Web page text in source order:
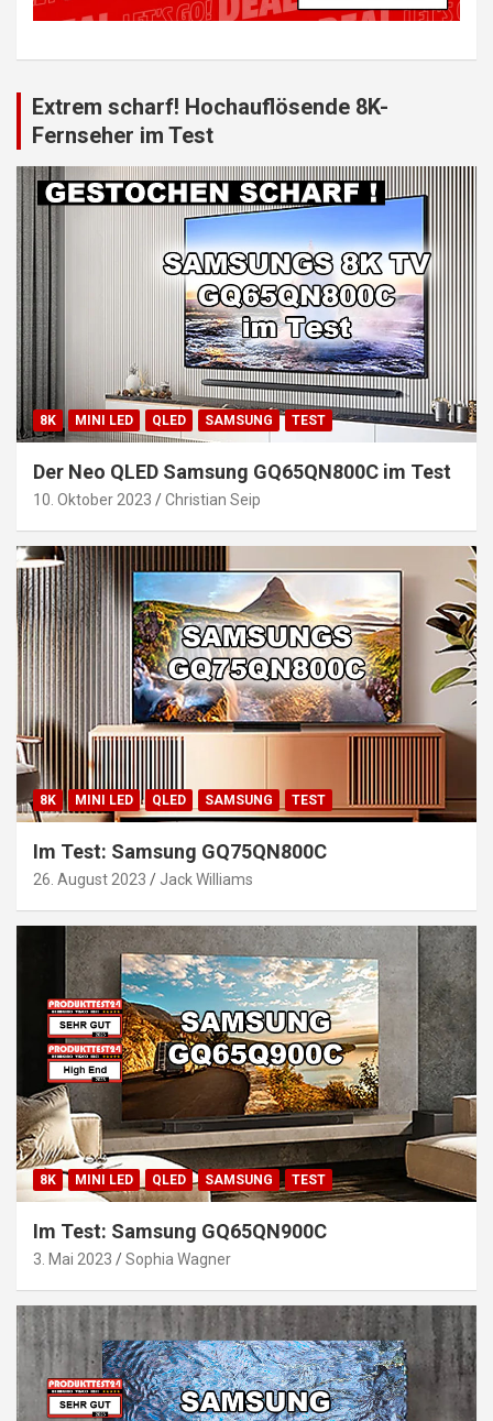
Extrem scharf! Hochauflösende 8K-
Fernseher im Test
8K MINI LED QLED SAMSUNG TEST
Der Neo QLED Samsung GQ65QN800C im Test
10. Oktober 2023 Christian Seip
8K MINI LED QLED SAMSUNG TEST
Im Test: Samsung GQ75QN800C
26. August 2023 Jack Williams
8K MINI LED QLED SAMSUNG TEST
Im Test: Samsung GQ65QN900C
3. Mai 2023 Sophia Wagner